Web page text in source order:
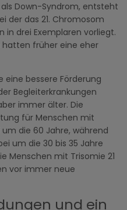
Down-Syndrom, entsteht
der das 21. Chromosom
in drei Exemplaren vorliegt.
früher eine eher
eine bessere Förderung
Begleiterkrankungen
immer älter. Die
für Menschen mit
die 60 Jahre, während
um die 30 bis 35 Jahre
Menschen mit Trisomie 21
vor immer neue
und ein